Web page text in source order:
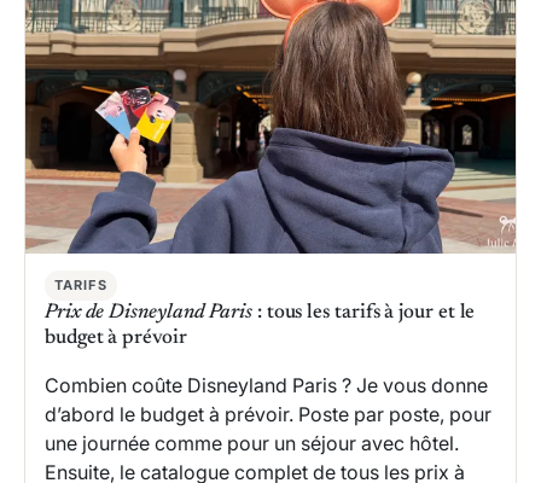
TARIFS
Prix de Disneyland Paris: tous les tarifs à jour et le
budget à prévoir
Combien coûte Disneyland Paris ? Je vous donne
d’abord le budget à prévoir. Poste par poste, pour
une journée comme pour un séjour avec hôtel.
Ensuite, le catalogue complet de tous les prix à